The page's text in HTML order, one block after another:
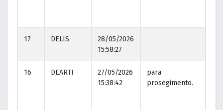
17 DELIS
28/05/2026
15:58:27
16 DEARTI
27/05/2026
15:38:42
para
prosegimento.